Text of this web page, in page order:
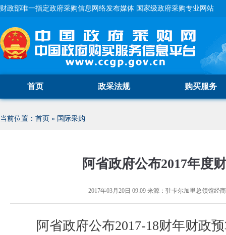
财政部唯一指定政府采购信息网络发布媒体 国家级政府采购专业网站
首页 政采法规 购买服务
当前位置： 首页 » 国际采购
阿省政府公布2017年度
2017年03月20日 09:09来源： 驻卡尔加里总领馆经
阿省政府公布2017-18财年财政预